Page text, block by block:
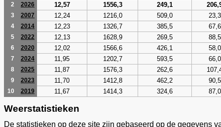
2 2026 12,57 1556,3 249,1
3 2007 12,24 1216,0 509,0 23,3
4 2014 12,23 1326,7 385,5 67,6
5 2022 12,13 1628,9 269,5 88,5
6 2020 12,02 1566,6 426,1 58,0
7 2024 11,95 1202,7 593,5 66,0
8 2025 11,87 1576,3 262,6
9 2023 11,70 1412,8 462,2 90,5
10 2019 11,67 1414,3 324,6 87,0
Weerstatistieken
De statistieken op deze site zijn gebaseerd op de gegevens